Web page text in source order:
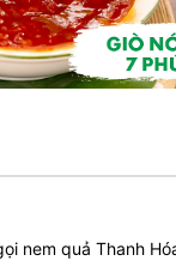
nem quả Thanh